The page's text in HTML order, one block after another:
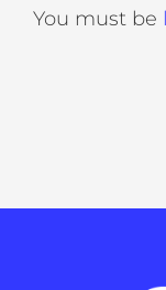
You must be